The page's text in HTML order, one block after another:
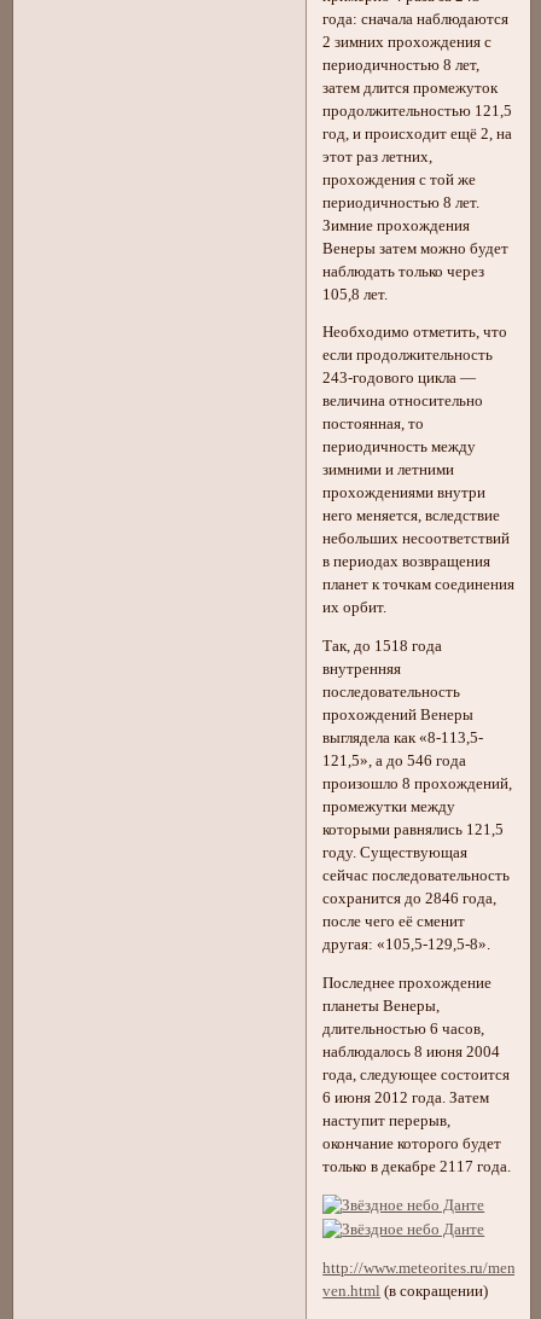
года: сначала наблюдаются
2 зимних прохождения с
периодичностью 8 лет,
затем длится промежуток
продолжительностью 121,5
год, и происходит ещё 2, на
этот раз летних,
прохождения с той же
периодичностью 8 лет.
Зимние прохождения
Венеры затем можно будет
наблюдать только через
105,8 лет.
Необходимо отметить, что
если продолжительность
243-годового цикла —
величина относительно
постоянная, то
периодичность между
зимними и летними
прохождениями внутри
него меняется, вследствие
небольших несоответствий
в периодах возвращения
планет к точкам соединения
их орбит.
Так, до 1518 года
внутренняя
последовательность
прохождений Венеры
выглядела как «8-113,5-
121,5», а до 546 года
произошло 8 прохождений,
промежутки между
которыми равнялись 121,5
году. Существующая
сейчас последовательность
сохранится до 2846 года,
после чего её сменит
другая: «105,5-129,5-8».
Последнее прохождение
планеты Венеры,
длительностью 6 часов,
наблюдалось 8 июня 2004
года, следующее состоится
6 июня 2012 года. Затем
наступит перерыв,
окончание которого будет
только в декабре 2117 года.
http://www.meteorites.ru/menu/
ven.html (в сокращении)